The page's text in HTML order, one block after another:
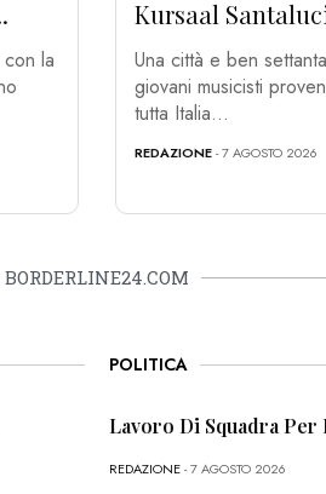
la
Kursaal
Una città e ben
giovani musicisti
tutta Italia...
REDAZIONE- 7 AGOSTO 2026
BORDERLINE24.COM
POLITICA
Lavoro Di Squadra Per
REDAZIONE- 7 AGOSTO 2026